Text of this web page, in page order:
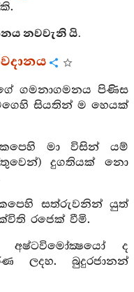
නවවැනි යි.
ගමනාගමනය පිණිස
සියතින් ම හෙයක්
මා විසින් යම්
දුගතියක් නො
කපෙහි සත්රුවනින් යුත්
රජෙක් වීමි.
අෂ්ටවිමෝක්‍ෂයෝ ද
ලදහ. බුදුරජානන්